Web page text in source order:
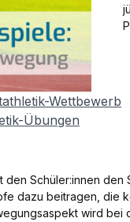
Wettbewerb
Übungen
den Schüler:innen
dazu beitragen, die
wird